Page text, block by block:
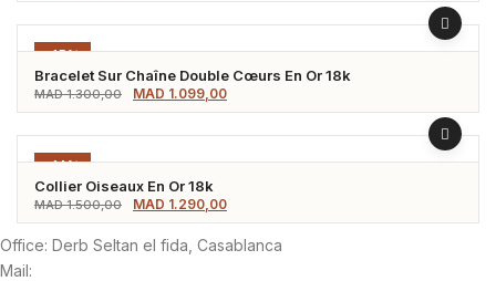
-15%
Bracelet Sur Chaîne Double Cœurs En Or 18k
MAD1.300,00
Le
prix
initial
était :
MAD 1.099,00
actuel
est :
-14%
Collier Oiseaux En Or 18k
MAD1.500,00
Le
prix
initial
était :
MAD 1.500,00.
MAD 1.290,00
actuel
est :
MAD 1.290,00.
Office: Derb Seltan el fida, Casablanca
Mail: